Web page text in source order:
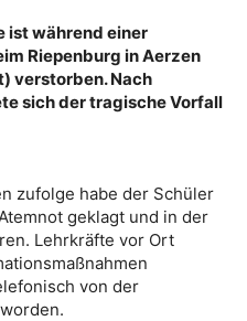
ist während einer
Riepenburg in Aerzen
verstorben. Nach
sich der tragische Vorfall
zufolge habe der Schüler
geklagt und in der
Lehrkräfte vor Ort
von der